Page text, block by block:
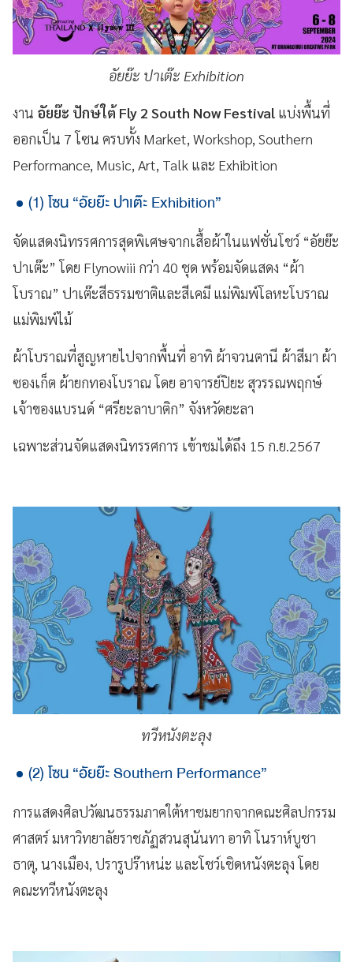
อัยย๊ะ ปาเต๊ะ Exhibition
งาน อัยย๊ะ ปักษ์ใต้ Fly 2 South Now Festival แบ่งพื้นที่
ออกเป็น 7 โซน ครบทั้ง Market, Workshop, Southern
Performance, Music, Art, Talk และ Exhibition
(1) โซน “อัยย๊ะ ปาเต๊ะ Exhibition”
จัดแสดงนิทรรศการสุดพิเศษจากเสื้อผ้าในแฟชั่นโชว์ “อัยย๊ะ
ปาเต๊ะ” โดย Flynowiii กว่า 40 ชุด พร้อมจัดแสดง “ผ้า
โบราณ” ปาเต๊ะสีธรรมชาติและสีเคมี แม่พิมพ์โลหะโบราณ
แม่พิมพ์ไม้
ผ้าโบราณที่สูญหายไปจากพื้นที่ อาทิ ผ้าจวนตานี ผ้าสีมา ผ้า
ซองเก็ต ผ้ายกทองโบราณ โดย อาจารย์ปิยะ สุวรรณพฤกษ์
เจ้าของแบรนด์ “ศรียะลาบาติก” จังหวัดยะลา
เฉพาะส่วนจัดแสดงนิทรรศการ เข้าชมได้ถึง 15 ก.ย.2567
ทวีหนังตะลุง
(2) โซน “อัยย๊ะ Southern Performance”
การแสดงศิลปวัฒนธรรมภาคใต้หาชมยากจากคณะศิลปกรรม
ศาสตร์ มหาวิทยาลัยราชภัฏสวนสุนันทา อาทิ โนราห์บูชา
ธาตุ, นางเมือง, ปรารูปร๊าหน่ะ และโชว์เชิดหนังตะลุง โดย
คณะทวีหนังตะลุง